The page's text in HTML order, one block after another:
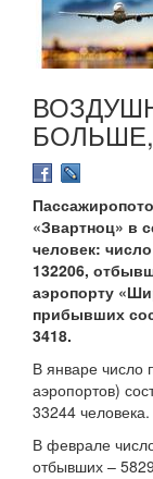
«Звартноц» в
человек:
132206,
аэропорту
прибывших
3418.
В январе число
аэропортов)
33244 человека.
В феврале
отбывших –